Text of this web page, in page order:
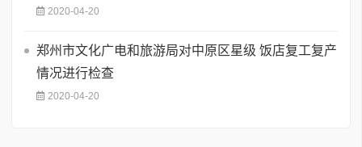
2020-04-20
郑州市文化广电和旅游局对中原区星级 饭店复工复产
情况进行检查
2020-04-20